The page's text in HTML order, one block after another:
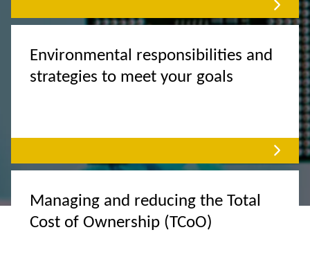
Environmental responsibilities and
strategies to meet your goals
Managing and reducing the Total
Cost of Ownership (TCoO)